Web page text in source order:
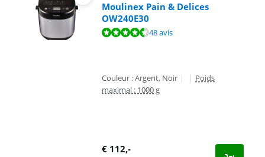
Moulinex Pain & Delices
OW240E30
La note est de 8,6 sur 10, basée sur 48 avis.48 avis
Couleur : Argent, Noir | | Poids
maximal : 1000 g
€ 112,-